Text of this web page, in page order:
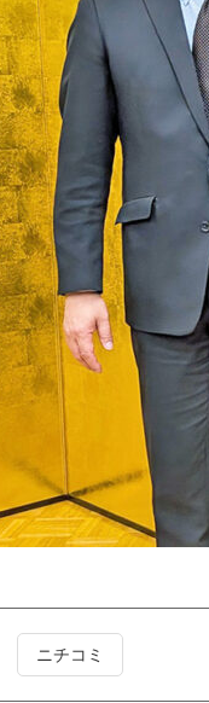
ニチコミ